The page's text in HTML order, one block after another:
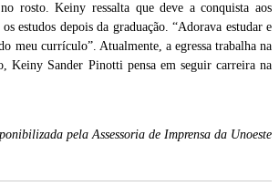
rosto. Keiny ressalta que deve a conquista aos
estudos depois da graduação. “Adorava estudar e
meu currículo”. Atualmente, a egressa trabalha na
Keiny Sander Pinotti pensa em seguir carreira na
pela Assessoria de Imprensa da Unoeste